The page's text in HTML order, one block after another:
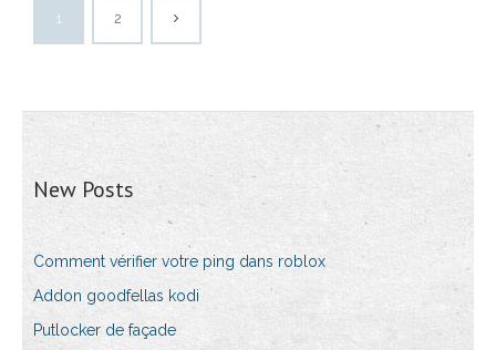
1 2
New Posts
Comment vérifier votre ping dans roblox
Addon goodfellas kodi
Putlocker de façade